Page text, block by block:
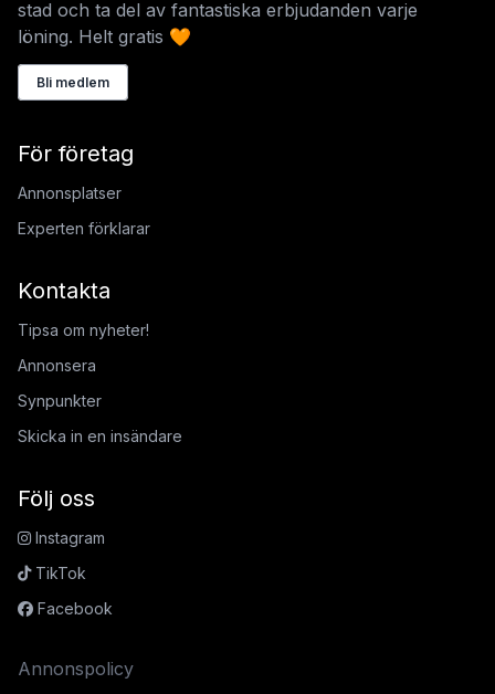
stad och ta del av fantastiska erbjudanden varje
löning. Helt gratis 🧡
Bli medlem
För företag
Annonsplatser
Experten förklarar
Kontakta
Tipsa om nyheter!
Annonsera
Synpunkter
Skicka in en insändare
Följ oss
Instagram
TikTok
Facebook
Annonspolicy